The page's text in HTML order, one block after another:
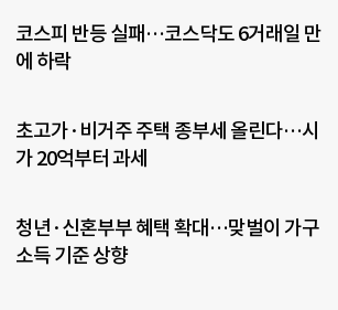
코스피 반등 실패…코스닥도 6거래일 만
에 하락
초고가·비거주 주택 종부세 올린다…시
가 20억부터 과세
청년·신혼부부 혜택 확대…맞벌이 가구
소득 기준 상향